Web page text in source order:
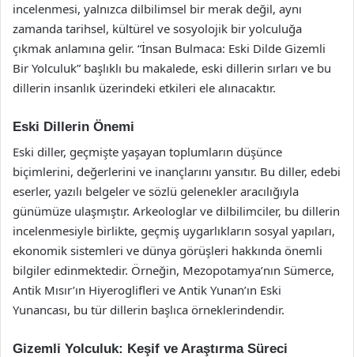
incelenmesi, yalnızca dilbilimsel bir merak değil, aynı
zamanda tarihsel, kültürel ve sosyolojik bir yolculuğa
çıkmak anlamına gelir. “İnsan Bulmaca: Eski Dilde Gizemli
Bir Yolculuk” başlıklı bu makalede, eski dillerin sırları ve bu
dillerin insanlık üzerindeki etkileri ele alınacaktır.
Eski Dillerin Önemi
Eski diller, geçmişte yaşayan toplumların düşünce
biçimlerini, değerlerini ve inançlarını yansıtır. Bu diller, edebi
eserler, yazılı belgeler ve sözlü gelenekler aracılığıyla
günümüze ulaşmıştır. Arkeologlar ve dilbilimciler, bu dillerin
incelenmesiyle birlikte, geçmiş uygarlıkların sosyal yapıları,
ekonomik sistemleri ve dünya görüşleri hakkında önemli
bilgiler edinmektedir. Örneğin, Mezopotamya’nın Sümerce,
Antik Mısır’ın Hiyeroglifleri ve Antik Yunan’ın Eski
Yunancası, bu tür dillerin başlıca örneklerindendir.
Gizemli Yolculuk: Keşif ve Araştırma Süreci